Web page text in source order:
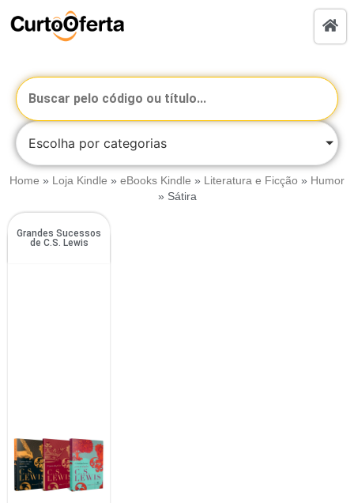
Escolha por categorias
Home » Loja Kindle » eBooks Kindle » Literatura e Ficção » Humor
» Sátira
Grandes Sucessos
de C.S. Lewis